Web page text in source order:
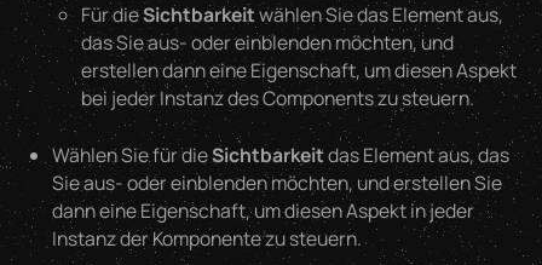
Für dieSichtbarkeitwählen Sie das Element aus,
das Sie aus- oder einblenden möchten, und
erstellen dann eine Eigenschaft, um diesen Aspekt
bei jeder Instanz des Components zu steuern.
Wählen Sie für dieSichtbarkeitdas Element aus, das
Sie aus- oder einblenden möchten, und erstellen Sie
dann eine Eigenschaft, um diesen Aspekt in jeder
Instanz der Komponente zu steuern.